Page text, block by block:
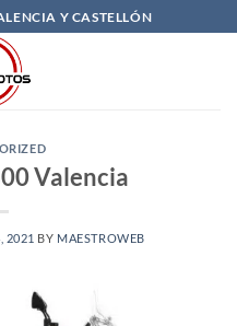
Y CASTELLÓN
Valencia
2021 BY MAESTROWEB